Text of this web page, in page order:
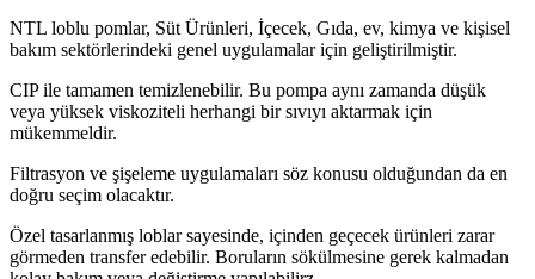
NTL loblu pomlar, Süt Ürünleri, İçecek, Gıda, ev, kimya ve kişisel
bakım sektörlerindeki genel uygulamalar için geliştirilmiştir.
CIP ile tamamen temizlenebilir. Bu pompa aynı zamanda düşük
veya yüksek viskoziteli herhangi bir sıvıyı aktarmak için
mükemmeldir.
Filtrasyon ve şişeleme uygulamaları söz konusu olduğundan da en
doğru seçim olacaktır.
Özel tasarlanmış loblar sayesinde, içinden geçecek ürünleri zarar
görmeden transfer edebilir. Boruların sökülmesine gerek kalmadan